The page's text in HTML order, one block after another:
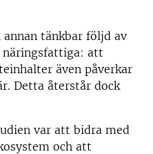
annan tänkbar följd av
att
även påverkar
Detta återstår dock
var att bidra med
och att